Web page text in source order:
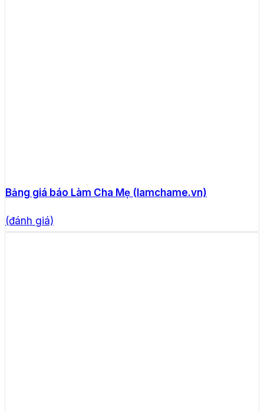
Bảng giá báo Làm Cha Mẹ (lamchame.vn)
(đánh giá)